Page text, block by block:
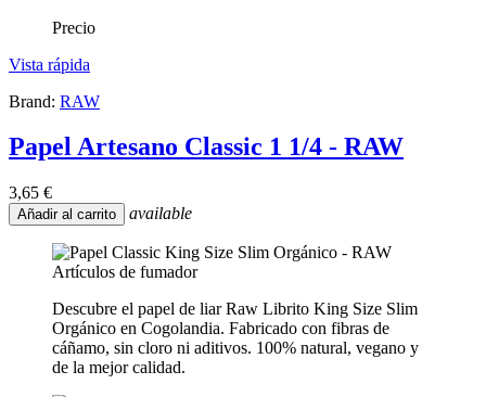
Precio
Vista rápida
Brand: RAW
Papel Artesano Classic 1 1/4 - RAW
3,65 €
Añadir al carrito available
Descubre el papel de liar Raw Librito King Size Slim
Orgánico en Cogolandia. Fabricado con fibras de
cáñamo, sin cloro ni aditivos. 100% natural, vegano y
de la mejor calidad.